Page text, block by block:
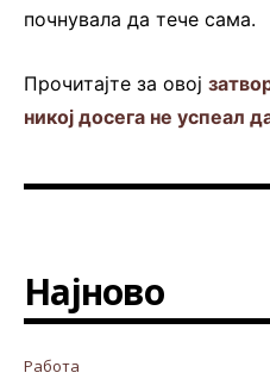
почнувала да тече сама.
Прочитајте за овој
никој досега не успеал
Најново
Работа